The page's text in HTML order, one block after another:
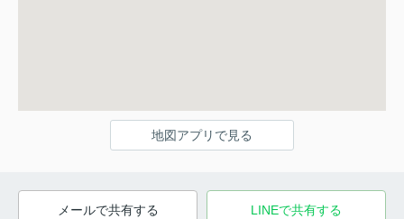
地図アプリで見る
メールで共有する LINEで共有する